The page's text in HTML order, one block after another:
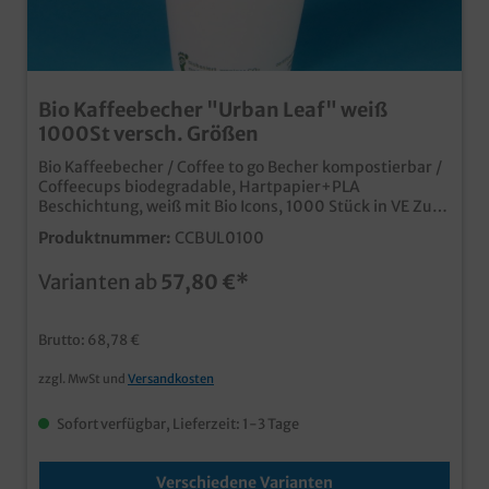
Bio Kaffeebecher "Urban Leaf" weiß
1000St versch. Größen
Bio Kaffeebecher / Coffee to go Becher kompostierbar /
Coffeecups biodegradable, Hartpapier+PLA
Beschichtung, weiß mit Bio Icons, 1000 Stück in VE Zur
Auswahl: 4oz/100ml; 8oz/200ml Ø80mm; 12oz/300ml
Ø90mm; 16oz/400ml Ø90mm qualitative
Hartpapier mit Bio PLA Beschichtung für optimale
erhältlich individuell bedruckbar ab 25.000 Stück,
Produktnummer: CCBUL0100
Varianten ab 57,80 €*
Brutto: 68,78 €
zzgl. MwSt und Versandkosten
Sofort verfügbar, Lieferzeit: 1-3 Tage
Verschiedene Varianten